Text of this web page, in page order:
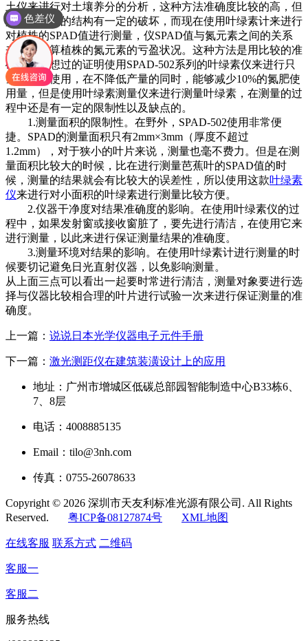
土仪来进行对土壤养分的分析，这种方法准确度比较的高，但
是对于土壤的结构有一定的破坏，而现在使用叶绿素计来进行
对植株的SPAD值进行测量，仪SPAD值与氮元素之间的关系
来进行换算植株的氮元素的亏盈状况。这种方法是用比较的准
确，通过想过的证明使用SPAD-502系列的叶绿素仪来进行只
当氮肥的使用，在不降低产量的同时，能够减少10%的氮肥使
用量，但是使用叶绿素测量仪来进行测量叶绿素，在测量的过
程中还是有一定的限制性以及缺点的。
1.测量面积的限制性。在野外，SPAD-502使用非常便
捷。SPAD的测量面积只有2mm×3mm（厚度不超过
1.2mm），对于狭小的叶片来说，测量也毫不费力。但是在测
量面积比较大的时候，比在进行测量芭蕉叶的SPAD值的时
候，测量的结果就会有比较大的误差性，所以使用这款叶绿素
仪来进行对小面积的叶绿素进行测量比较方便。
2.仪器干净度对结果准确度的影响。在使用叶绿素仪的过
程中，如果发射窗或接收窗脏了，要先进行清洁，在使用它来
进行测量，以此来进行保证测量结果的准确度。
3.测量环境对结果的影响。在使用叶绿素计进行测量的时
候要切记避免日光直射仪器，以免影响测量。
从上面三点可以看出一起要时常进行清洁，测量对象要进行选
择与仪器比较相合理的叶片进行试验一次来进行保证测量的准
确度。
上一篇： 说说日本光学仪器电子元件手册
下一篇： 激光测距仪在建筑装潢设计上的应用
地址：广州市增城区低碳总部园智能制造中心B33栋6、
7、8层
电话：4008885135
Email：tilo@3nh.com
传真：0755-26078633
Copyright © 2026 深圳市天友利标准光源有限公司. All Rights
Reserved. 粤ICP备08127874号 XML地图
在线客服 联系方式 二维码
客服一
客服二
服务热线
色差仪